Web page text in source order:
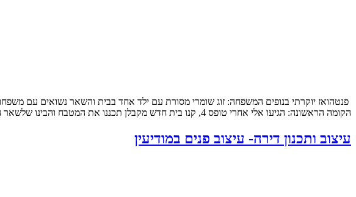
הקומה הראשונה: הגיעו אלי אחרי טופס 4, קנו בית חדש מקבלן תכננו את המטבח והבינו שלשאר הם חייבים תכנון מקצועי, תכנון […]
עיצוב ותכנון דירה- עיצוב פנים במודיעין